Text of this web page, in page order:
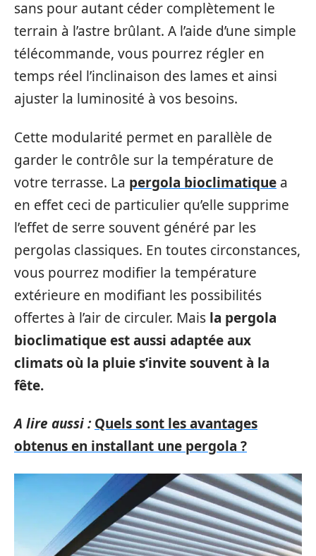
sans pour autant céder complètement le
terrain à l’astre brûlant. A l’aide d’une simple
télécommande, vous pourrez régler en
temps réel l’inclinaison des lames et ainsi
ajuster la luminosité à vos besoins.
Cette modularité permet en parallèle de
garder le contrôle sur la température de
votre terrasse. La pergola bioclimatique a
en effet ceci de particulier qu’elle supprime
l’effet de serre souvent généré par les
pergolas classiques. En toutes circonstances,
vous pourrez modifier la température
extérieure en modifiant les possibilités
offertes à l’air de circuler. Mais la pergola
bioclimatique est aussi adaptée aux
climats où la pluie s’invite souvent à la
fête.
A lire aussi : Quels sont les avantages
obtenus en installant une pergola ?